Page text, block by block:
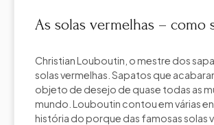
As solas vermelhas – como
Christian Louboutin, o mestre dos
solas vermelhas. Sapatos que
objeto de desejo de quase todas as
mundo. Louboutin contou em várias
história do porque das famosas solas